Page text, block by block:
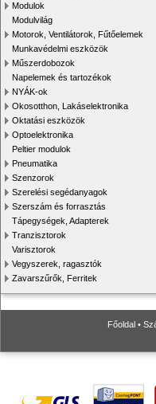
Modulok
Modulvilág
Motorok, Ventilátorok, Fűtőelemek
Munkavédelmi eszközök
Műszerdobozok
Napelemek és tartozékok
NYÁK-ok
Okosotthon, Lakáselektronika
Oktatási eszközök
Optoelektronika
Peltier modulok
Pneumatika
Szenzorok
Szerelési segédanyagok
Szerszám és forrasztás
Tápegységek, Adapterek
Tranzisztorok
Varisztorok
Vegyszerek, ragasztók
Zavarszűrők, Ferritek
Főoldal •